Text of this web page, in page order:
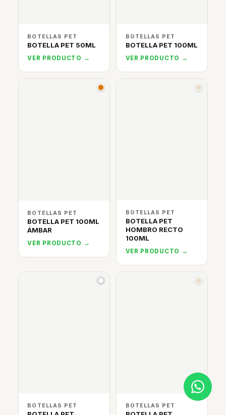
BOTELLAS PET
BOTELLA PET 50ML
VER PRODUCTO →
BOTELLAS PET
BOTELLA PET 100ML
VER PRODUCTO →
BOTELLAS PET
BOTELLA PET 100ML
ÁMBAR
VER PRODUCTO →
BOTELLAS PET
BOTELLA PET
HOMBRO RECTO
100ML
VER PRODUCTO →
BOTELLAS PET BOTELLAS PET